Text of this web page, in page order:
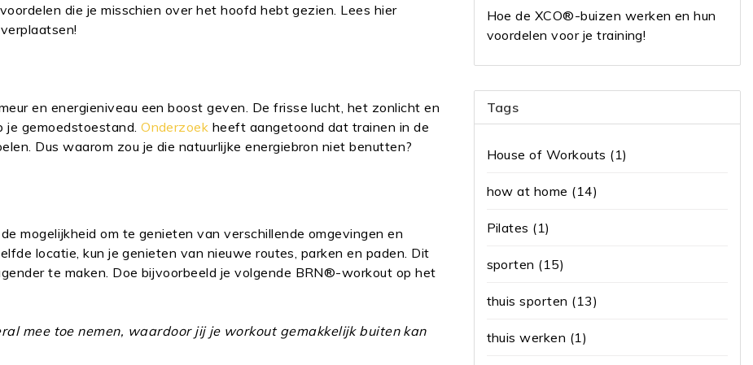
die je misschien over het hoofd hebt gezien. Lees hier
en energieniveau een boost geven. De frisse lucht, het zonlicht en
je gemoedstoestand.Onderzoek heeft aangetoond dat trainen in de
Dus waarom zou je die natuurlijke energiebron niet benutten?
mogelijkheid om te genieten van verschillende omgevingen en
locatie, kun je genieten van nieuwe routes, parken en paden. Dit
te maken. Doe bijvoorbeeld je volgende BRN®-workout op het
mee toe nemen, waardoor jij je workout gemakkelijk buiten kan
Hoe de XCO®-buizen werken en hun
voordelen voor je training!
Tags
House of Workouts (1)
how at home (14)
Pilates (1)
sporten (15)
thuis sporten (13)
thuis werken (1)